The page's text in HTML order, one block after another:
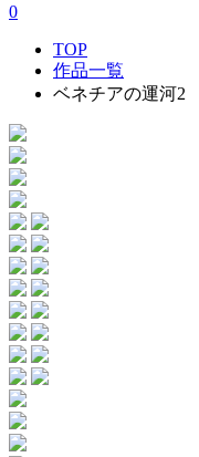
0
TOP
作品一覧
ベネチアの運河2